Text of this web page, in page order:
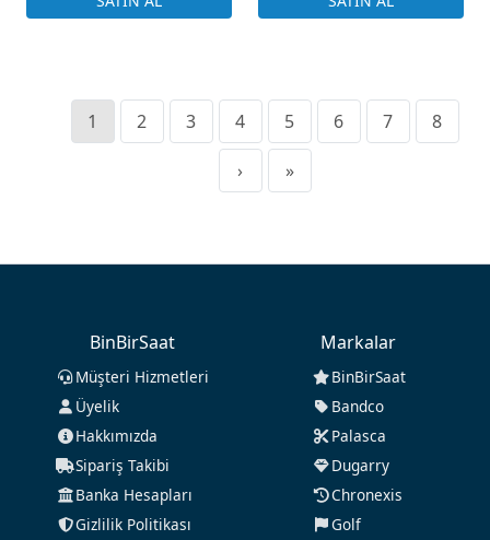
1 2 3 4 5 6 7 8
› »
BinBirSaat
Müşteri Hizmetleri
Üyelik
Hakkımızda
Sipariş Takibi
Banka Hesapları
Gizlilik Politikası
Markalar
BinBirSaat
Bandco
Palasca
Dugarry
Chronexis
Golf